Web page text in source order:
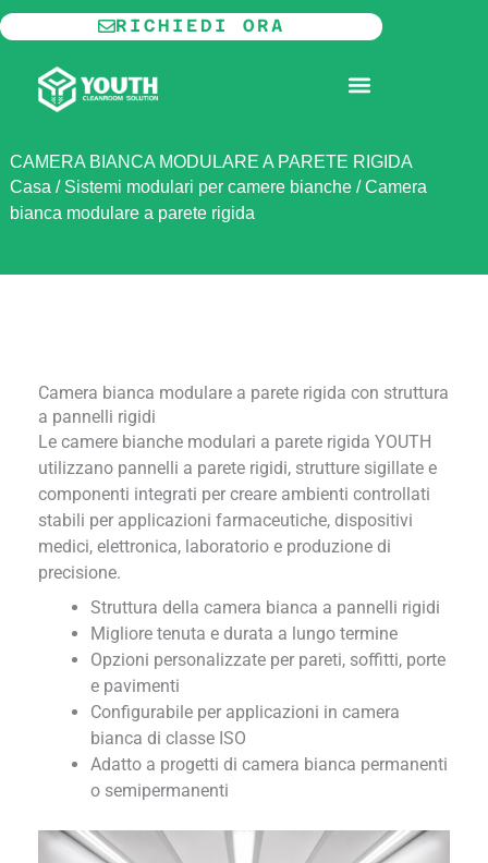
Vai
al
contenuto
RICHIEDI ORA
CAMERA BIANCA MODULARE A PARETE RIGIDA
Casa / Sistemi modulari per camere bianche/Camera
bianca modulare a parete rigida
Camera bianca modulare a parete rigida con struttura
a pannelli rigidi
Le camere bianche modulari a parete rigida YOUTH
utilizzano pannelli a parete rigidi, strutture sigillate e
componenti integrati per creare ambienti controllati
stabili per applicazioni farmaceutiche, dispositivi
medici, elettronica, laboratorio e produzione di
precisione.
Struttura della camera bianca a pannelli rigidi
Migliore tenuta e durata a lungo termine
Opzioni personalizzate per pareti, soffitti, porte
e pavimenti
Configurabile per applicazioni in camera
bianca di classe ISO
Adatto a progetti di camera bianca permanenti
o semipermanenti